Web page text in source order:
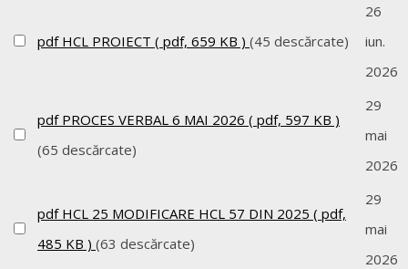
pdf HCL PROIECT ( pdf, 659 KB ) (45 descărcate)
26
iun.
2026
pdf PROCES VERBAL 6 MAI 2026 ( pdf, 597 KB )
(65 descărcate)
29
mai
2026
pdf HCL 25 MODIFICARE HCL 57 DIN 2025 ( pdf,
485 KB ) (63 descărcate)
29
mai
2026